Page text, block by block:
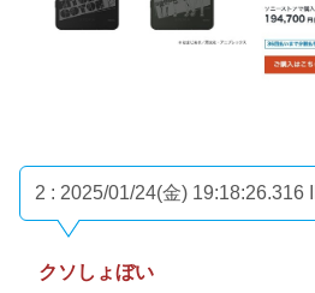
2 : 2025/01/24(金) 19:18:26.316
クソしょぼい